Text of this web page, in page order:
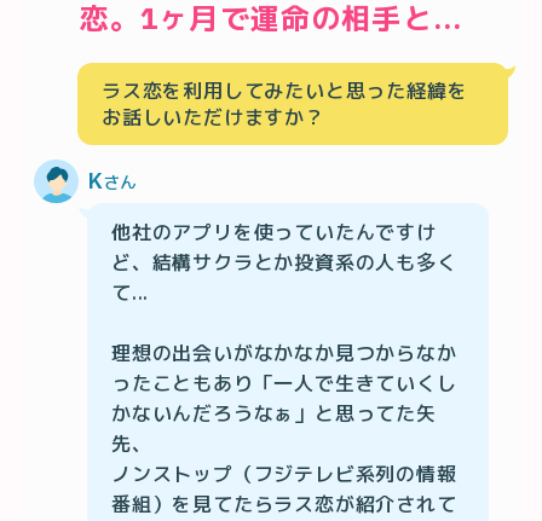
ラス恋を利用してみたいと思った経緯を
お話しいただけますか？
Kさん
他社のアプリを使っていたんですけ
ど、結構サクラとか投資系の人も多く
て...
理想の出会いがなかなか見つからなか
ったこともあり「一人で生きていくし
かないんだろうなぁ」と思ってた矢
先、
ノンストップ（フジテレビ系列の情報
番組）を見てたらラス恋が紹介されて